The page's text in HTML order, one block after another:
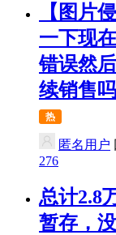
【图片
一下现
错误然
续销售
热
匿名用户
276
总计2.8
暂存，